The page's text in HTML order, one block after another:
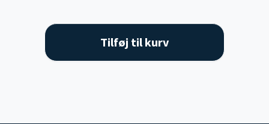
Tilføj til kurv